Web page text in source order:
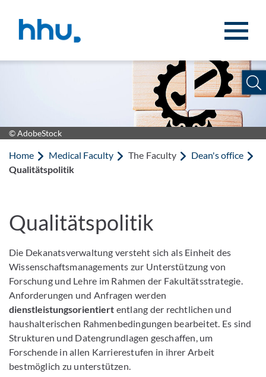
© AdobeStock
Home Medical Faculty The Faculty
Dean's office
Qualitätspolitik
Qualitätspolitik
Die Dekanatsverwaltung versteht sich als Einheit des
Wissenschaftsmanagements zur Unterstützung von
Forschung und Lehre im Rahmen der Fakultätsstrategie.
Anforderungen und Anfragen werden
dienstleistungsorientiert entlang der rechtlichen und
haushalterischen Rahmenbedingungen bearbeitet. Es sind
Strukturen und Datengrundlagen geschaffen, um
Forschende in allen Karrierestufen in ihrer Arbeit
bestmöglich zu unterstützen.